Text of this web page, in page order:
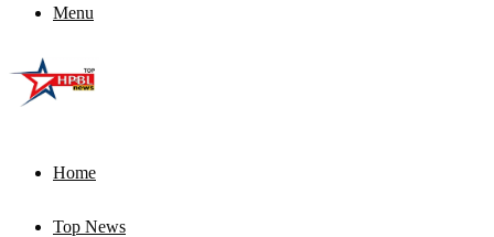
Menu
Home
Top News